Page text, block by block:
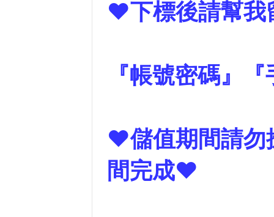
❤下標後請幫我
『帳號密碼』
❤儲值期間請勿
間完成❤